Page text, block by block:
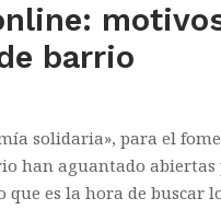
barrio
solidaria», para el
han aguantado abiertas
es la hora de buscar